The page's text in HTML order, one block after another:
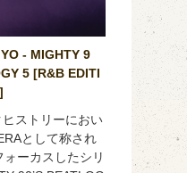
- MIGHTY 9
5 [R&B EDITI
ヒストリーにおい
として称され
ーカスしたシリ